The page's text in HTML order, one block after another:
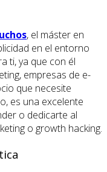
, el máster en
en el entorno
ti, ya que con él
empresas de e-
que necesite
es una excelente
o dedicarte al
o growth hacking.